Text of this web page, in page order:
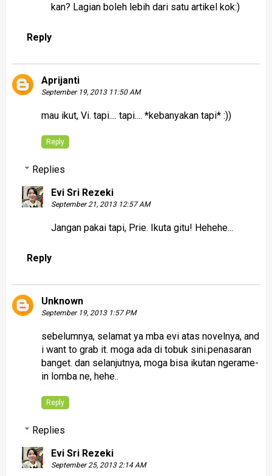
kan? Lagian boleh lebih dari satu artikel kok:)
Reply
Aprijanti
September 19, 2013 11:50 AM
mau ikut, Vi. tapi.... tapi.... *kebanyakan tapi* :))
Reply
Replies
Evi Sri Rezeki
September 21, 2013 12:57 AM
Jangan pakai tapi, Prie. Ikuta gitu! Hehehe...
Reply
Unknown
September 19, 2013 1:57 PM
sebelumnya, selamat ya mba evi atas novelnya, and
i want to grab it. moga ada di tobuk sini.penasaran
banget. dan selanjutnya, moga bisa ikutan ngerame-
in lomba ne, hehe..
Reply
Replies
Evi Sri Rezeki
September 25, 2013 2:14 AM